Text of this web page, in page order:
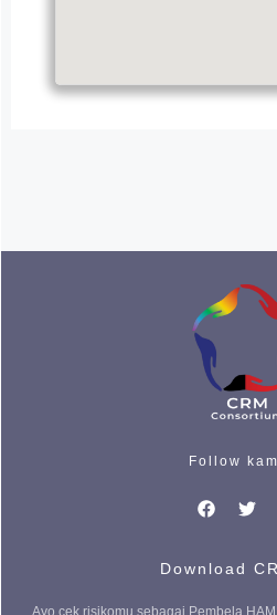
Follow
Download
Ayo cek risikomu sebagai Pembela